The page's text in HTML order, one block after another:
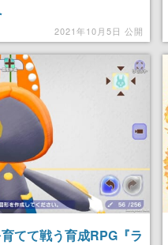
2021年10月5日 公開
てて戦う育成RPG『ラ